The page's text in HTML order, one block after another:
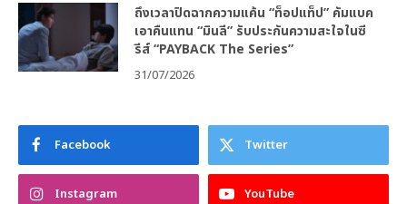
ถึงเวลาปิดฉากความแค้น “ท็อปแท็ป” คัมแบค
เอาคืนแทน “มินลี” รับประกันความสะใจในซี
รีส์ “PAYBACK The Series”
31/07/2026
Facebook Twitter
Instagram YouTube